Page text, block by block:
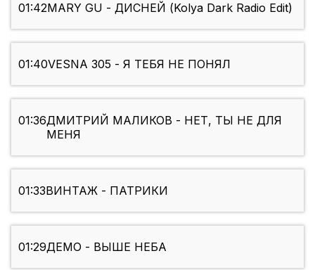
01:42MARY GU - ДИСНЕЙ (Kolya Dark Radio Edit)
01:40VESNA 305 - Я ТЕБЯ НЕ ПОНЯЛ
01:36ДМИТРИЙ МАЛИКОВ - НЕТ, ТЫ НЕ ДЛЯ
МЕНЯ
01:33ВИНТАЖ - ПАТРИКИ
01:29ДЕМО - ВЫШЕ НЕБА